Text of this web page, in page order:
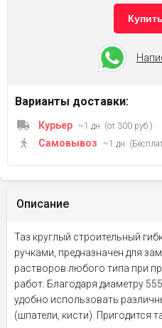
Варианты доставки:
Курьер ~1 дн. (от 300 руб.)
Самовывоз ~1 дн.
Описание
Таз круглый строительный
ручками, предназначен для
растворов любого типа при
работ. Благодаря диаметру
удобно использовать
(шпатели, кисти). Пригодится